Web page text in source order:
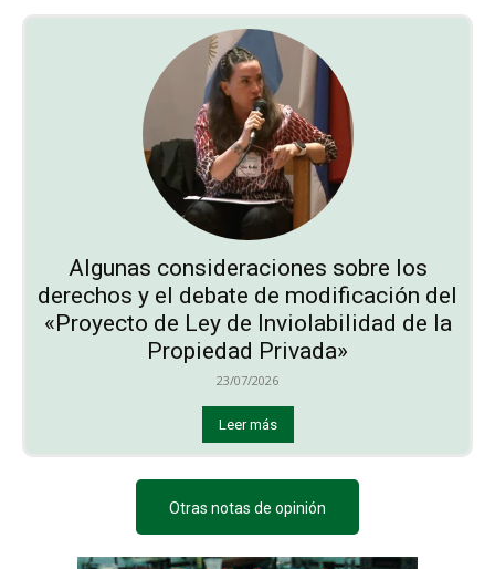
Algunas consideraciones sobre los
derechos y el debate de modificación del
«Proyecto de Ley de Inviolabilidad de la
Propiedad Privada»
23/07/2026
Leer más
Otras notas de opinión